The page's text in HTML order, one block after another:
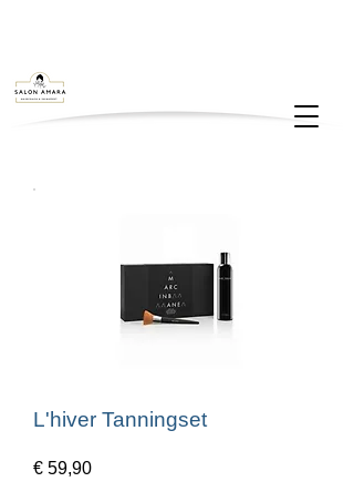
L'hiver Tanningset
€ 59,90